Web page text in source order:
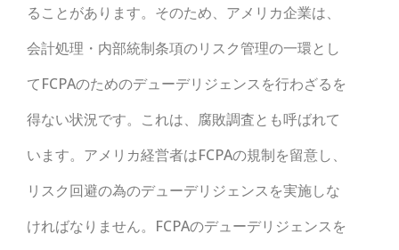
ることがあります。そのため、アメリカ企業は、
会計処理・内部統制条項のリスク管理の一環とし
てFCPAのためのデューデリジェンスを行わざるを
得ない状況です。これは、腐敗調査とも呼ばれて
います。アメリカ経営者はFCPAの規制を留意し、
リスク回避の為のデューデリジェンスを実施しな
ければなりません。FCPAのデューデリジェンスを